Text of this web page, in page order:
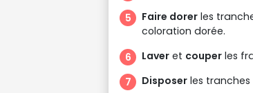
Faire dorer les
coloration dorée.
Laver et couper les
Disposer les